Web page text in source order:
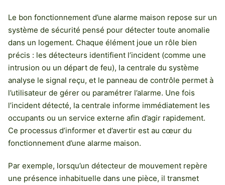
Le bon fonctionnement d’une alarme maison repose sur un
système de sécurité pensé pour détecter toute anomalie
dans un logement. Chaque élément joue un rôle bien
précis : les détecteurs identifient l’incident (comme une
intrusion ou un départ de feu), la centrale du système
analyse le signal reçu, et le panneau de contrôle permet à
l’utilisateur de gérer ou paramétrer l’alarme. Une fois
l’incident détecté, la centrale informe immédiatement les
occupants ou un service externe afin d’agir rapidement.
Ce processus d’informer et d’avertir est au cœur du
fonctionnement d’une alarme maison.
Par exemple, lorsqu’un détecteur de mouvement repère
une présence inhabituelle dans une pièce, il transmet